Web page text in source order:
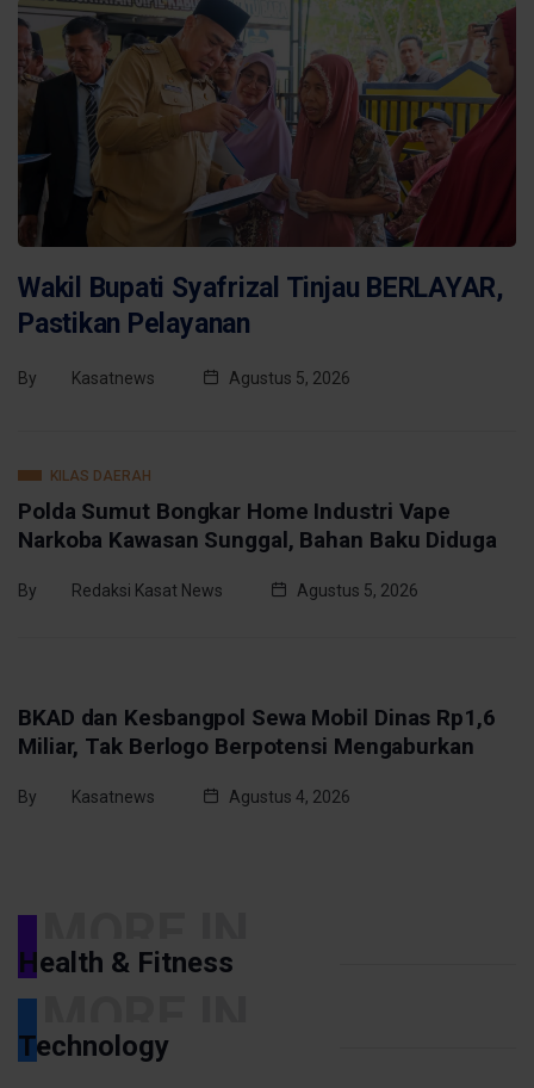
Wakil Bupati Syafrizal Tinjau BERLAYAR,
Pastikan Pelayanan
By Kasatnews Agustus 5, 2026
KILAS DAERAH
Polda Sumut Bongkar Home Industri Vape
Narkoba Kawasan Sunggal, Bahan Baku Diduga
By Redaksi Kasat News Agustus 5, 2026
BKAD dan Kesbangpol Sewa Mobil Dinas Rp1,6
Miliar, Tak Berlogo Berpotensi Mengaburkan
By Kasatnews Agustus 4, 2026
Health & Fitness
Technology